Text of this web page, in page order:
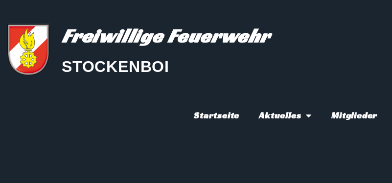
Freiwillige Feuerwehr
STOCKENBOI
Startseite Aktuelles Mitglieder